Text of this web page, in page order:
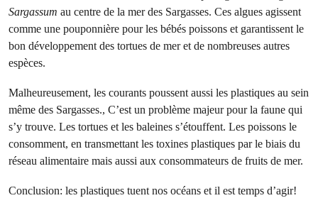
Sargassum au centre de la mer des Sargasses. Ces algues agissent
comme une pouponnière pour les bébés poissons et garantissent le
bon développement des tortues de mer et de nombreuses autres
espèces.
Malheureusement, les courants poussent aussi les plastiques au sein
même des Sargasses., C’est un problème majeur pour la faune qui
s’y trouve. Les tortues et les baleines s’étouffent. Les poissons le
consomment, en transmettant les toxines plastiques par le biais du
réseau alimentaire mais aussi aux consommateurs de fruits de mer.
Conclusion: les plastiques tuent nos océans et il est temps d’agir!